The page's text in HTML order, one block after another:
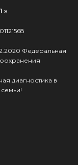
»
Федеральная
диагностика в